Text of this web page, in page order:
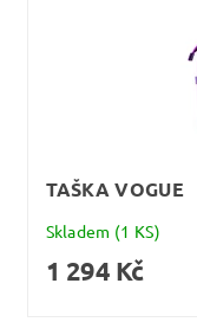
TAŠKA VOGUE
Skladem (1 KS)
1 294 Kč